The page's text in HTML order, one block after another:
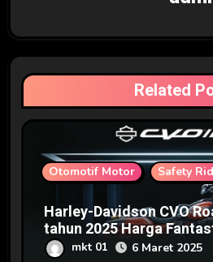
s
Related
Otomotif Motor Safety
Harley-Davidson CVO
tahun 2025 Harga
mkt 01 6 Maret 2025